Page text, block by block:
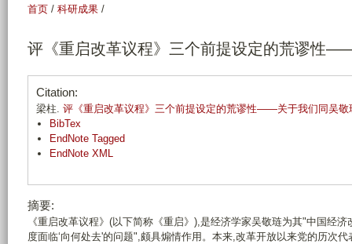
分
首页 / 科研成果 /
评《重启改革议程》三个前提设定的荒谬性
Citation:
梁柱. 评《重启改革议程》三个前提设定的荒谬性——关于我们同吴敬
BibTex
EndNote Tagged
EndNote XML
摘要:
《重启改革议程》(以下简称《重启》),是经济学家吴敬琏为其"中国经
度面临‘向何处去'的问题",颇具煽情作用。本来,改革开放以来党的历次